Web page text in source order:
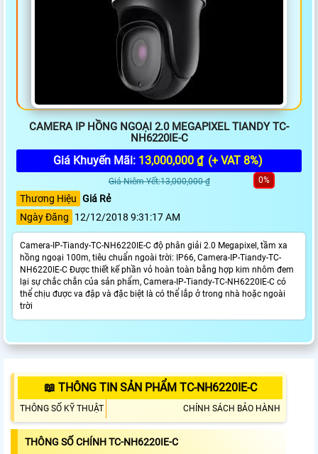
CAMERA IP HỒNG NGOẠI 2.0 MEGAPIXEL TIANDY TC-
NH6220IE-C
Giá Khuyến Mãi: 13,000,000 ₫ (+ VAT 8%)
Giá Niêm Yết:13,000,000 ₫ 0%
Thương Hiệu Giá Rẻ
Ngày Đăng
12/12/2018 9:31:17 AM
Camera-IP-Tiandy-TC-NH6220IE-C độ phân giải 2.0 Megapixel, tầm xa
hồng ngoại 100m, tiêu chuẩn ngoài trời: IP66, Camera-IP-Tiandy-TC-
NH6220IE-C Được thiết kế phần vỏ hoàn toàn bằng hợp kim nhôm đem
lại sự chắc chắn của sản phẩm, Camera-IP-Tiandy-TC-NH6220IE-C có
thể chịu được va đập và đặc biệt là có thể lắp ở trong nhà hoặc ngoài
trời
📖 THÔNG TIN SẢN PHẨM TC-NH6220IE-C
THÔNG SỐ KỸ THUẬT CHÍNH SÁCH BẢO HÀNH
THÔNG SỐ CHÍNH TC-NH6220IE-C